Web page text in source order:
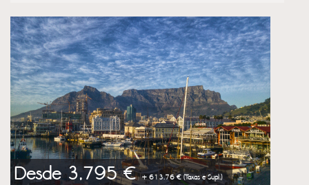
Desde 3,795 €+ 613.76 € (Taxas e Supl.)